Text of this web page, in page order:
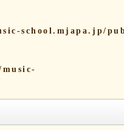
school.mjapa.jp/